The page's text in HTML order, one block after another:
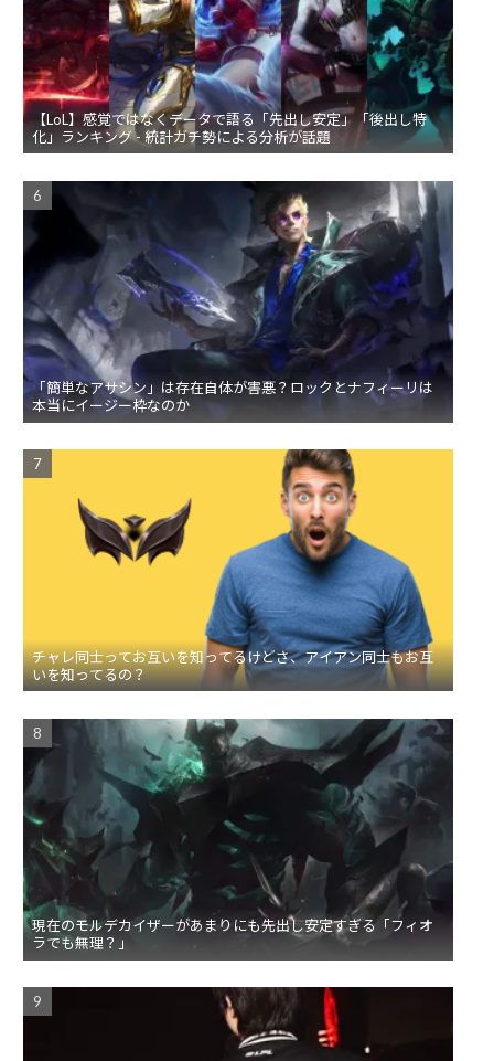
【LoL】感覚ではなくデータで語る「先出し安定」「後出し特
化」ランキング - 統計ガチ勢による分析が話題
「簡単なアサシン」は存在自体が害悪？ロックとナフィーリは
本当にイージー枠なのか
チャレ同士ってお互いを知ってるけどさ、アイアン同士もお互
いを知ってるの？
現在のモルデカイザーがあまりにも先出し安定すぎる「フィオ
ラでも無理？」